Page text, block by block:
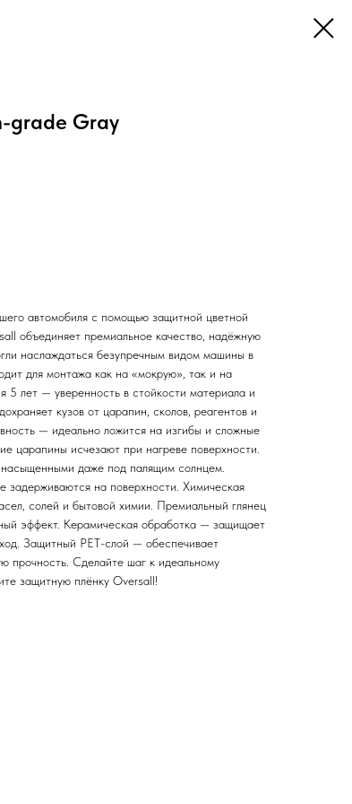
grade Gray
автомобиля с помощью защитной цветной
объединяет премиальное качество, надёжную
наслаждаться безупречным видом машины в
для монтажа как на «мокрую», так и на
5 лет — уверенность в стойкости материала и
кузов от царапин, сколов, реагентов и
— идеально ложится на изгибы и сложные
царапины исчезают при нагреве поверхности.
даже под палящим солнцем.
задерживаются на поверхности. Химическая
солей и бытовой химии. Премиальный глянец
эффект. Керамическая обработка — защищает
Защитный PET-слой — обеспечивает
прочность. Сделайте шаг к идеальному
защитную плёнку Oversall!